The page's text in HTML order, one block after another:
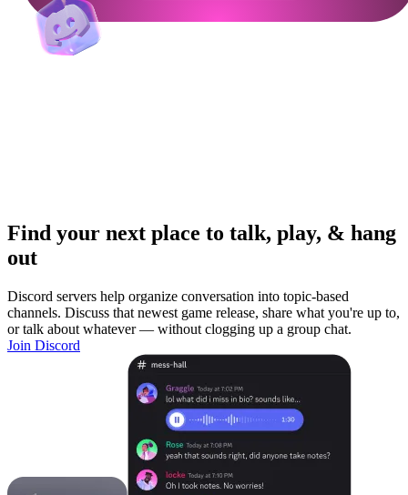
Find your next place to talk, play, & hang
out
Discord servers help organize conversation into topic-based
channels. Discuss that newest game release, share what you're up to,
or talk about whatever — without clogging up a group chat.
Join Discord